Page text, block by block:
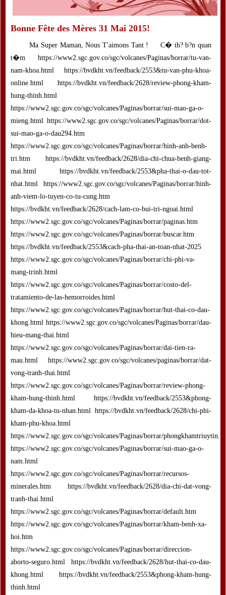
Bonne Fête des Mères 31 Mai 2015!
Ma Super Maman, Nous T'aimons Tant ! C� th? b?n quan
t�m https://www2.sgc.gov.co/sgc/volcanes/Paginas/borrar/tu-van-
nam-khoa.html https://bvdkht.vn/feedback/2553&tu-van-phu-khoa-
online.html https://bvdkht.vn/feedback/2628/review-phong-kham-
hung-thinh.html
https://www2.sgc.gov.co/sgc/volcanes/Paginas/borrar/sui-mao-ga-o-
mieng.html https://www2.sgc.gov.co/sgc/volcanes/Paginas/borrar/dot-
sui-mao-ga-o-dau294.htm
https://www2.sgc.gov.co/sgc/volcanes/Paginas/borrar/hinh-anh-benh-
tri.htm https://bvdkht.vn/feedback/2628/dia-chi-chua-benh-giang-
mai.html https://bvdkht.vn/feedback/2553&pha-thai-o-dau-tot-
nhat.html https://www2.sgc.gov.co/sgc/volcanes/Paginas/borrar/hinh-
anh-viem-lo-tuyen-co-tu-cung.htm
https://bvdkht.vn/feedback/2628/cach-lam-co-bui-tri-ngoai.html
https://www2.sgc.gov.co/sgc/volcanes/Paginas/borrar/paginas.htm
https://www2.sgc.gov.co/sgc/volcanes/Paginas/borrar/buscar.htm
https://bvdkht.vn/feedback/2553&cach-pha-thai-an-toan-nhat-2025
https://www2.sgc.gov.co/sgc/volcanes/Paginas/borrar/chi-phi-va-
mang-trinh.html
https://www2.sgc.gov.co/sgc/volcanes/Paginas/borrar/costo-del-
tratamiento-de-las-hemorroides.html
https://www2.sgc.gov.co/sgc/volcanes/Paginas/borrar/hut-thai-co-dau-
khong.html https://www2.sgc.gov.co/sgc/volcanes/Paginas/borrar/dau-
hieu-mang-thai.html
https://www2.sgc.gov.co/sgc/volcanes/Paginas/borrar/dai-tien-ra-
mau.html https://www2.sgc.gov.co/sgc/volcanes/paginas/borrar/dat-
vong-tranh-thai.html
https://www2.sgc.gov.co/sgc/volcanes/Paginas/borrar/review-phong-
kham-hung-thinh.html https://bvdkht.vn/feedback/2553&phong-
kham-da-khoa-tu-nhan.html https://bvdkht.vn/feedback/2628/chi-phi-
kham-phu-khoa.html
https://www2.sgc.gov.co/sgc/volcanes/Paginas/borrar/
https://www2.sgc.gov.co/sgc/volcanes/Paginas/borrar/sui-mao-ga-o-
nam.html
https://www2.sgc.gov.co/sgc/volcanes/Paginas/borrar/recursos-
minerales.htm https://bvdkht.vn/feedback/2628/dia-chi-dat-vong-
tranh-thai.html
https://www2.sgc.gov.co/sgc/volcanes/Paginas/borrar/default.htm
https://www2.sgc.gov.co/sgc/volcanes/Paginas/borrar/kham-benh-xa-
hoi.htm
https://www2.sgc.gov.co/sgc/volcanes/Paginas/borrar/direccion-
aborto-seguro.html https://bvdkht.vn/feedback/2628/hut-thai-co-dau-
khong.html https://bvdkht.vn/feedback/2553&phong-kham-hung-
thinh.html